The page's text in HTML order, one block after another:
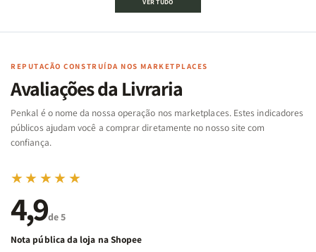
Cartas
Famílias
Bíblia
-
Penkal
Cartas
Famílias
da
Bíblia
-
Penkal
|
de
|
REPUTAÇÃO CONSTRUÍDA NOS MARKETPLACES
Avaliações da Livraria
Penkal é o nome da nossa operação nos marketplaces. Estes indicadores
públicos ajudam você a comprar diretamente no nosso site com
confiança.
★★★★★
4,9de 5
Nota pública da loja na Shopee